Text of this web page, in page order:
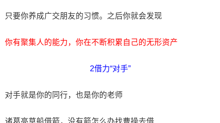
只要你养成广交朋友的习惯。之后你就会发现
你有聚集人的能力，你在不断积累自己的无形资产
2借力“对手”
对手就是你的同行，也是你的老师
诸葛亮草船借箭，没有箭怎么办找曹操去借